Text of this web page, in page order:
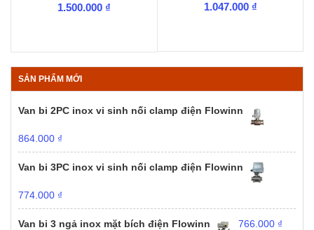
1.500.000 ₫ 1.047.000 ₫
SẢN PHẨM MỚI
Van bi 2PC inox vi sinh nối clamp điện Flowinn
864.000 ₫
Van bi 3PC inox vi sinh nối clamp điện Flowinn
774.000 ₫
Van bi 3 ngả inox mặt bích điện Flowinn 766.000 ₫